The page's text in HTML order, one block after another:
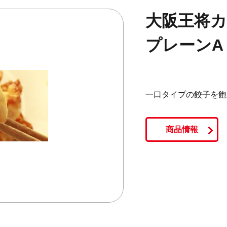
大阪王将
プレーンA
一口タイプの餃子を
商品情報